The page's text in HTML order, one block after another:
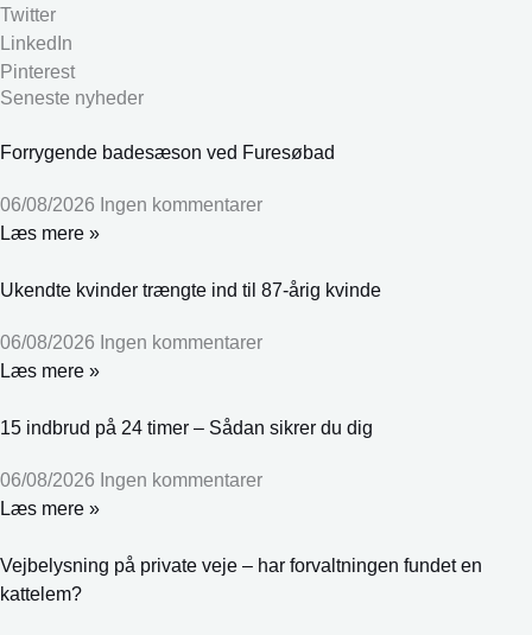
Twitter
LinkedIn
Pinterest
Seneste nyheder
Forrygende badesæson ved Furesøbad
06/08/2026 Ingen kommentarer
Læs mere »
Ukendte kvinder trængte ind til 87-årig kvinde
06/08/2026 Ingen kommentarer
Læs mere »
15 indbrud på 24 timer – Sådan sikrer du dig
06/08/2026 Ingen kommentarer
Læs mere »
Vejbelysning på private veje – har forvaltningen fundet en
kattelem?